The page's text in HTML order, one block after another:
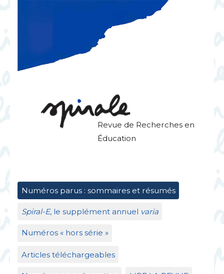
Revue de Recherches en
Éducation
Numéros parus : sommaires et résumés
Spiral-E, le supplément annuel varia
Numéros « hors série »
Articles téléchargeables